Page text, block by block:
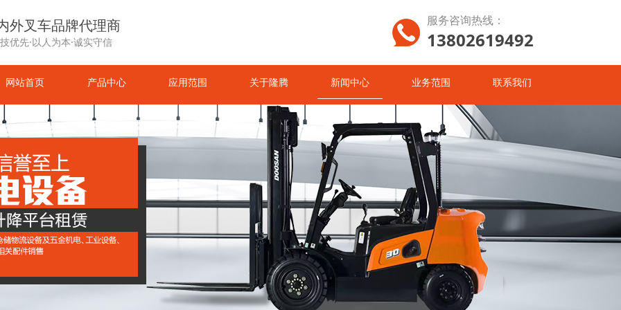
外叉车品牌代理商
优先·以人为本·诚实守信
服务咨询热线：
13802619492
网站首页 产品中心 应用范围 关于隆腾 新闻中心 业务范围 联系我们